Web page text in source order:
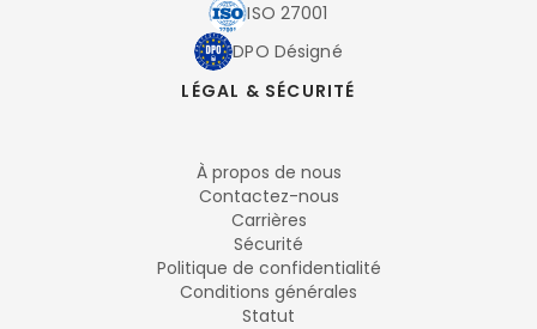
ISO 27001
DPO Désigné
LÉGAL & SÉCURITÉ
À propos de nous
Contactez-nous
Carrières
Sécurité
Politique de confidentialité
Conditions générales
Statut